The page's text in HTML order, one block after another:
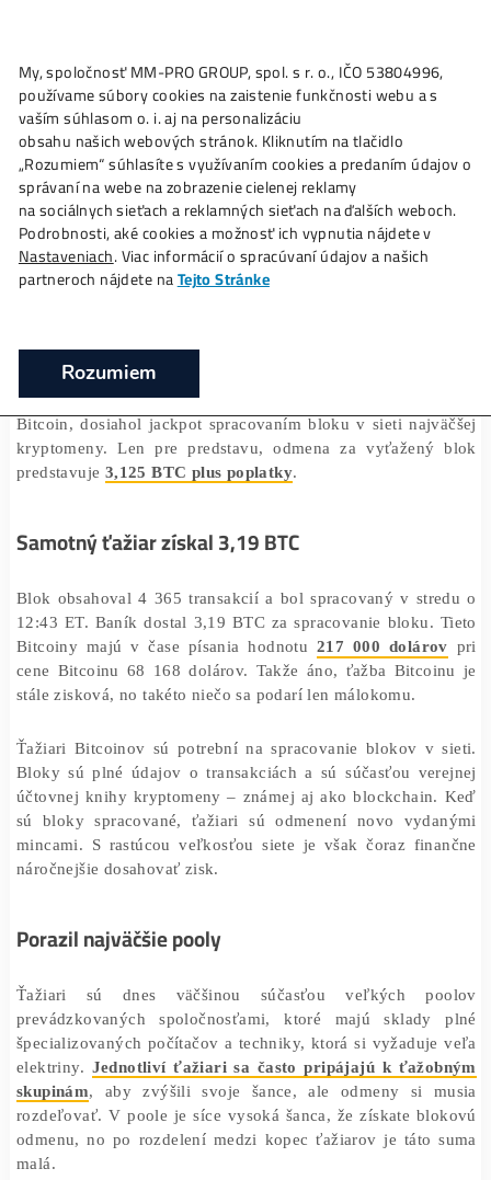
Ako toFunguje? Oplatí saŤažba? Zisky TU
Samostatný ťažiar získal neuveriteľnú
odmenu 200 000 dolárov
Domov ❯ Články ❯ Samostatný ťažiar získal neuveriteľnú
200 000 dolárov
Málo kedy sa stáva, že samostatný ťažiar dokáže sám
celý bitcoinový blok. Teraz sa to však stalo pri
853 742, uvádza správaDecrypt. Osamelý vlk,
Bitcoin, dosiahol jackpot spracovaním bloku v sieti
predstavuje 3,125 BTC plus poplatky
Samotný ťažiar získal 3,19 BTC
Blok obsahoval 4 365 transakcií a bol spracovaný v
12:43 ET. Baník dostal 3,19 BTC za spracovanie
cene Bitcoinu 68 168 dolárov. Takže áno, ťažba
stále zisková, no takéto niečo sa podarí len málokomu.
Ťažiari Bitcoinov sú potrební na spracovanie blokov
Bloky sú plné údajov o transakciách a sú súčasťou
mincami. S rastúcou veľkosťou siete je však čoraz
Porazil najväčšie pooly
Ťažiari sú dnes väčšinou súčasťou veľkých
prevádzkovaných spoločnosťami, ktoré majú
špecializovaných počítačov a techniky, ktorá si
My, spoločnosť MM-PRO GROUP, spol. s r. o., IČO
používame súbory cookies na zaistenie funkčnosti webu a
vaším súhlasom o. i. aj na personalizáciu
obsahu našich webových stránok. Kliknutím na tlačidlo
„Rozumiem“ súhlasíte s využívaním cookies a predaním
správaní na webe na zobrazenie cielenej reklamy
na sociálnych sieťach a reklamných sieťach na ďalších
Podrobnosti, aké cookies a možnosť ich vypnutia nájdete v
Nastaveniach. Viac informácií o spracúvaní údajov a našich
Rozumiem